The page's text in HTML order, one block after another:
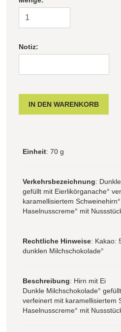
Filter zurücksetzen
Notiz:
Einheit: 70 g
Verkehrsbezeichnung:
gefüllt mit Eierlikörganache°
karamellisiertem
Haselnusscreme° mit
Rechtliche Hinweise: Kakao:
dunklen Milchschokolade°
Beschreibung: Hirn mit Ei
Dunkle Milchschokolade°
verfeinert mit karamellisiertem
Haselnusscreme° mit